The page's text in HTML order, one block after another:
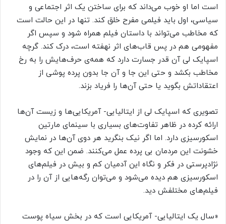
است اما او خوب می‌داند که برای ساختن یک اثر اجتماعی و
سیاسی، اول باید فیلمی مفرح خلق کند. تنها در این حالت است
که مخاطب می‌تواند با داستان فیلم همراه شود و سپس اگر
مفهومی هم در پس قاب‌های اثر نهفته است، درک کند. گرچه
اسپایک لی آن قدر جسارت دارد که همه‌ی حرف‌هایش را به رخ
مخاطب بکشد و حتی این جا و آن جا بدون پرده پوشی از
اعتقاداتش بگوید یا حتی آن‌ها را فریاد بزند.
تصویری که اسپایک لی از ایتالیایی- آمریکایی‌ها و زیست آن‌ها
ارائه کرده در ظاهر تفاوت‌های بسیاری با سینمای مارتین
اسکورسیزی دارد. اما اگر نیک بنگرید هر دوی آن‌ها در نمایش
خشونت این مردمان بی پرده عمل می‌کنند. ضمن این که وجود
نژادپرستی در فکر و نگاه این آدمیان کم و بیش در فیلم‌های
اسکورسیزی هم دیده می‌شود و می‌‌توان رگه‌هایی از آن را در
فیلم‌های مختلفش دید.
«سال یک ایتالیایی‌- آمریکایی است که در بخش سیاه پوست